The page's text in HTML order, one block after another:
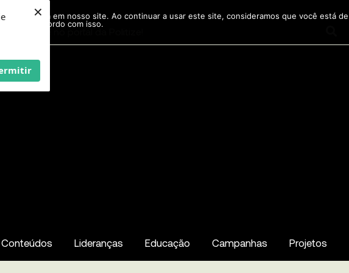
×
Pesquisar
Conteúdos Lideranças Educação Campanhas Projetos
experiência em nosso site. Ao continuar a usar este site, consideramos que você está de
acordo com isso.